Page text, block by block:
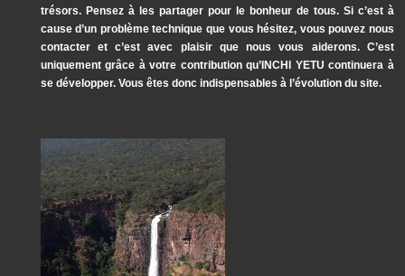
trésors. Pensez à les partager pour le bonheur de tous. Si c’est à
cause d’un problème technique que vous hésitez, vous pouvez nous
contacter et c’est avec plaisir que nous vous aiderons. C’est
uniquement grâce à votre contribution qu’INCHI YETU continuera à
se développer. Vous êtes donc indispensables à l’évolution du site.